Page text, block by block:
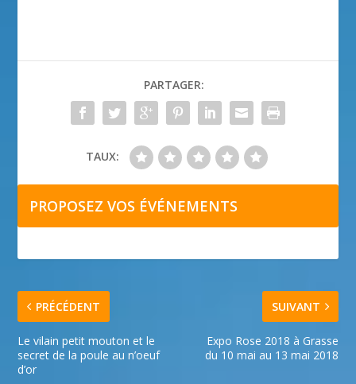
PARTAGER:
TAUX:
PROPOSEZ VOS ÉVÉNEMENTS
PRÉCÉDENT
Le vilain petit mouton et le
secret de la poule au n’oeuf
d’or
SUIVANT
Expo Rose 2018 à Grasse
du 10 mai au 13 mai 2018